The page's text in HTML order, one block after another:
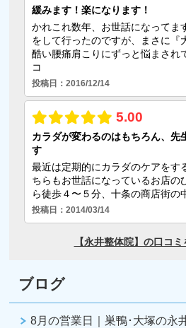
ブログ
8月の営業日｜巣鴨･大塚の永